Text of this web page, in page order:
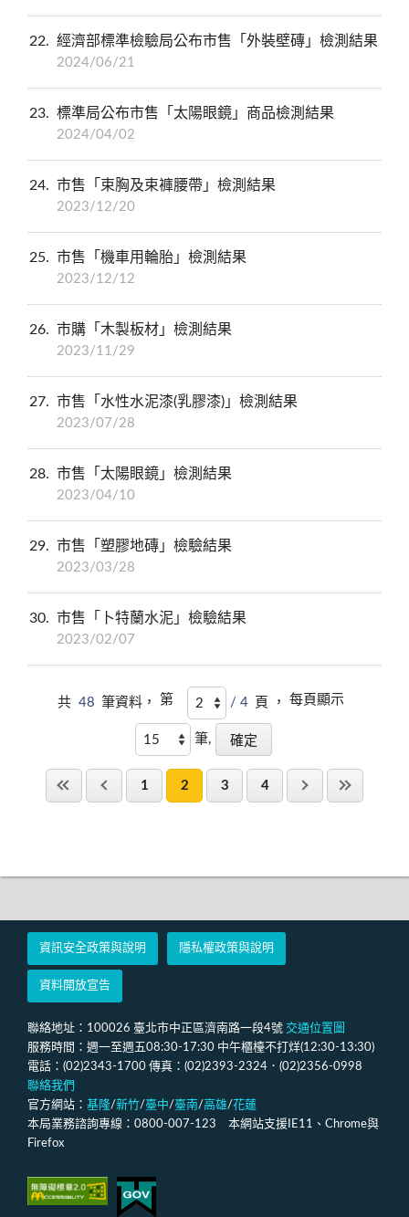
22 經濟部標準檢驗局公布市售「外裝壁磚」檢測結果
2024/06/21
23 標準局公布市售「太陽眼鏡」商品檢測結果
2024/04/02
24 市售「束胸及束褲腰帶」檢測結果
2023/12/20
25 市售「機車用輪胎」檢測結果
2023/12/12
26 市購「木製板材」檢測結果
2023/11/29
27 市售「水性水泥漆(乳膠漆)」檢測結果
2023/07/28
28 市售「太陽眼鏡」檢測結果
2023/04/10
29 市售「塑膠地磚」檢驗結果
2023/03/28
30 市售「卜特蘭水泥」檢驗結果
2023/02/07
共 48 筆資料， 第 / 4 頁 ，每頁顯示
筆,
1 2 3 4
資訊安全政策與說明 隱私權政策與說明
資料開放宣告
聯絡地址：100026 臺北市中正區濟南路一段4號 交通位置圖
服務時間：週一至週五08:30-17:30 中午櫃檯不打烊(12:30-13:30)
電話：(02)2343-1700 傳真：(02)2393-2324．(02)2356-0998
聯絡我們
官方網站： 基隆/新竹/臺中/臺南/高雄/花蓮
本局業務諮詢專線：0800-007-123 本網站支援IE11、Chrome與
Firefox